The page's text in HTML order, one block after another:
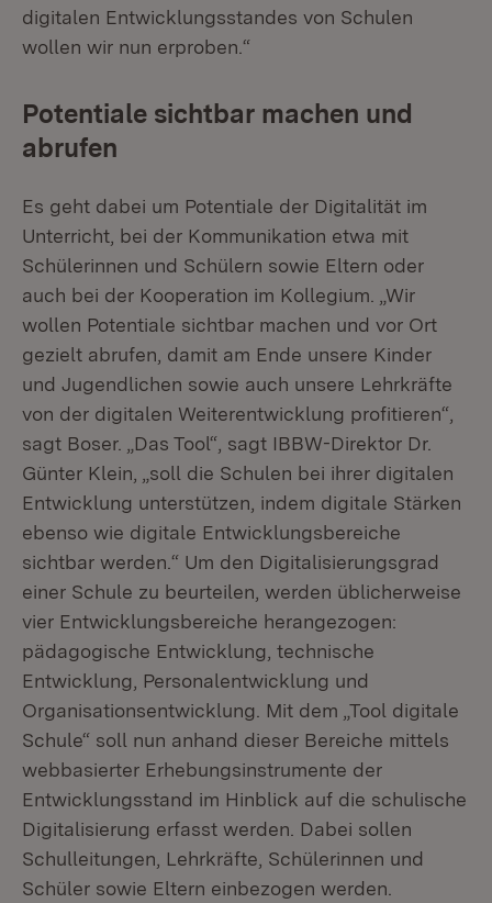
digitalen Entwicklungsstandes von Schulen
wollen wir nun erproben.“
Potentiale sichtbar machen und
abrufen
Es geht dabei um Potentiale der Digitalität im
Unterricht, bei der Kommunikation etwa mit
Schülerinnen und Schülern sowie Eltern oder
auch bei der Kooperation im Kollegium. „Wir
wollen Potentiale sichtbar machen und vor Ort
gezielt abrufen, damit am Ende unsere Kinder
und Jugendlichen sowie auch unsere Lehrkräfte
von der digitalen Weiterentwicklung profitieren“,
sagt Boser. „Das Tool“, sagt IBBW-Direktor Dr.
Günter Klein, „soll die Schulen bei ihrer digitalen
Entwicklung unterstützen, indem digitale Stärken
ebenso wie digitale Entwicklungsbereiche
sichtbar werden.“ Um den Digitalisierungsgrad
einer Schule zu beurteilen, werden üblicherweise
vier Entwicklungsbereiche herangezogen:
pädagogische Entwicklung, technische
Entwicklung, Personalentwicklung und
Organisationsentwicklung. Mit dem „Tool digitale
Schule“ soll nun anhand dieser Bereiche mittels
webbasierter Erhebungsinstrumente der
Entwicklungsstand im Hinblick auf die schulische
Digitalisierung erfasst werden. Dabei sollen
Schulleitungen, Lehrkräfte, Schülerinnen und
Schüler sowie Eltern einbezogen werden.